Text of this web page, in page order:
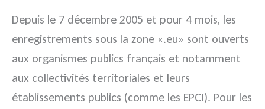
Depuis le 7 décembre 2005 et pour 4 mois, les
enregistrements sous la zone «.eu» sont ouverts
aux organismes publics français et notamment
aux collectivités territoriales et leurs
établissements publics (comme les EPCI). Pour les